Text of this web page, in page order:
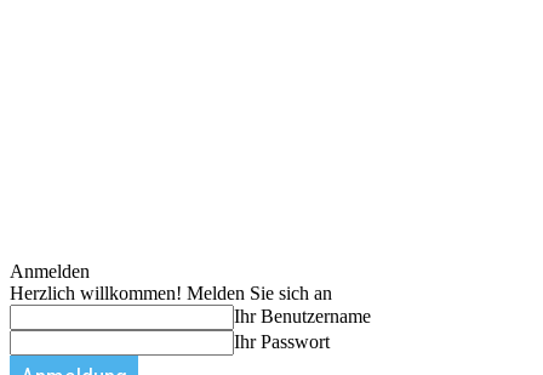
Anmelden
Herzlich willkommen! Melden Sie sich an
Ihr Benutzername
Ihr Passwort